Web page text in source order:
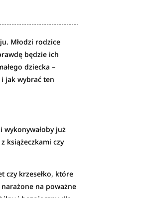
Młodzi rodzice
będzie ich
dziecka –
jak wybrać ten
już
książeczkami czy
czy krzesełko, które
na poważne